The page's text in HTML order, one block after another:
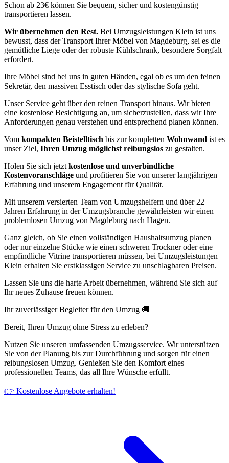
Schon ab 23€ können Sie bequem, sicher und kostengünstig
transportieren lassen.
Wir übernehmen den Rest. Bei Umzugsleistungen Klein ist uns
bewusst, dass der Transport Ihrer Möbel von Magdeburg, sei es die
gemütliche Liege oder der robuste Kühlschrank, besondere Sorgfalt
erfordert.
Ihre Möbel sind bei uns in guten Händen, egal ob es um den feinen
Sekretär, den massiven Esstisch oder das stylische Sofa geht.
Unser Service geht über den reinen Transport hinaus. Wir bieten
eine kostenlose Besichtigung an, um sicherzustellen, dass wir Ihre
Anforderungen genau verstehen und entsprechend planen können.
Vom kompakten Beistelltisch bis zur kompletten Wohnwand ist es
unser Ziel, Ihren Umzug möglichst reibungslos zu gestalten.
Holen Sie sich jetzt kostenlose und unverbindliche
Kostenvoranschläge und profitieren Sie von unserer langjährigen
Erfahrung und unserem Engagement für Qualität.
Mit unserem versierten Team von Umzugshelfern und über 22
Jahren Erfahrung in der Umzugsbranche gewährleisten wir einen
problemlosen Umzug von Magdeburg nach Hagen.
Ganz gleich, ob Sie einen vollständigen Haushaltsumzug planen
oder nur einzelne Stücke wie einen schweren Trockner oder eine
empfindliche Vitrine transportieren müssen, bei Umzugsleistungen
Klein erhalten Sie erstklassigen Service zu unschlagbaren Preisen.
Lassen Sie uns die harte Arbeit übernehmen, während Sie sich auf
Ihr neues Zuhause freuen können.
Ihr zuverlässiger Begleiter für den Umzug 🚚
Bereit, Ihren Umzug ohne Stress zu erleben?
Nutzen Sie unseren umfassenden Umzugsservice. Wir unterstützen
Sie von der Planung bis zur Durchführung und sorgen für einen
reibungslosen Umzug. Genießen Sie den Komfort eines
professionellen Teams, das all Ihre Wünsche erfüllt.
👉 Kostenlose Angebote erhalten!